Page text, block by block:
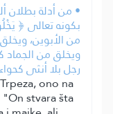
• من أدلة بطلان
من الأبوين،
ويخلق من
رجل بلا أنثى
ono na
stvara šta